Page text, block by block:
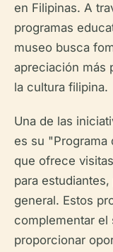
en Filipinas. A
programas
museo busca
apreciación más
la cultura filipina.
Una de las
es su "Programa
que ofrece
para
general. Estos
complementar el
proporcionar